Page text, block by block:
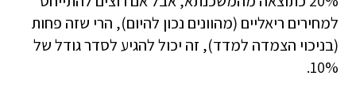
למחירים ריאליים (מהוונים נכון להיום), הרי שזה פחות
(בניכוי הצמדה למדד), זה יכול להגיע לסדר גודל של
10%.